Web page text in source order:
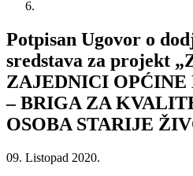
Potpisan Ugovor o
sredstava za projekt
ZAJEDNICI OPĆINE
– BRIGA ZA
OSOBA STARIJE
09. Listopad 2020.